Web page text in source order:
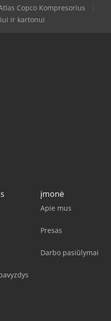
Copco Kompresorius
ir kartonui
įmonė
Apie mus
Presas
Darbo pasiūlymai